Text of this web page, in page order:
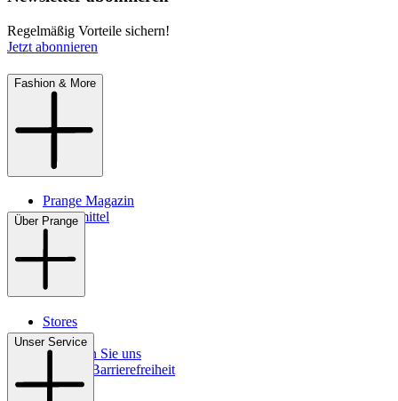
Regelmäßig Vorteile sichern!
Jetzt abonnieren
Fashion & More
Prange Magazin
Pflegemittel
Über Prange
Stores
Kontakt
So finden Sie uns
Digitale Barrierefreiheit
Unser Service